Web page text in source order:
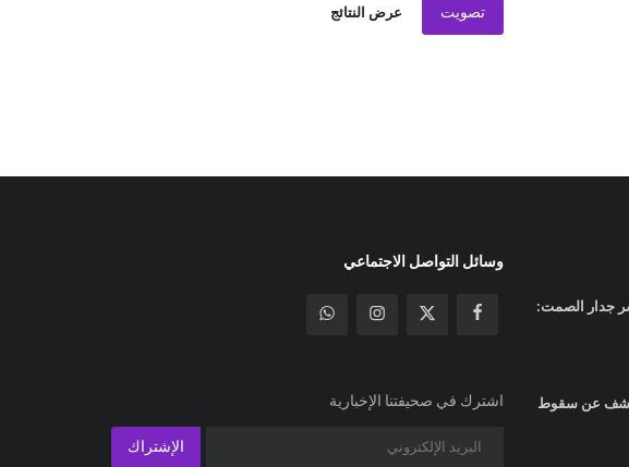
تصويت عرض النتائج
جدار الصمت:
عن سقوط
وسائل التواصل الاجتماعي
اشترك في صحيفتنا الإخبارية
الإشتراك